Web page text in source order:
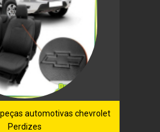
automotivas chevrolet
Perdizes